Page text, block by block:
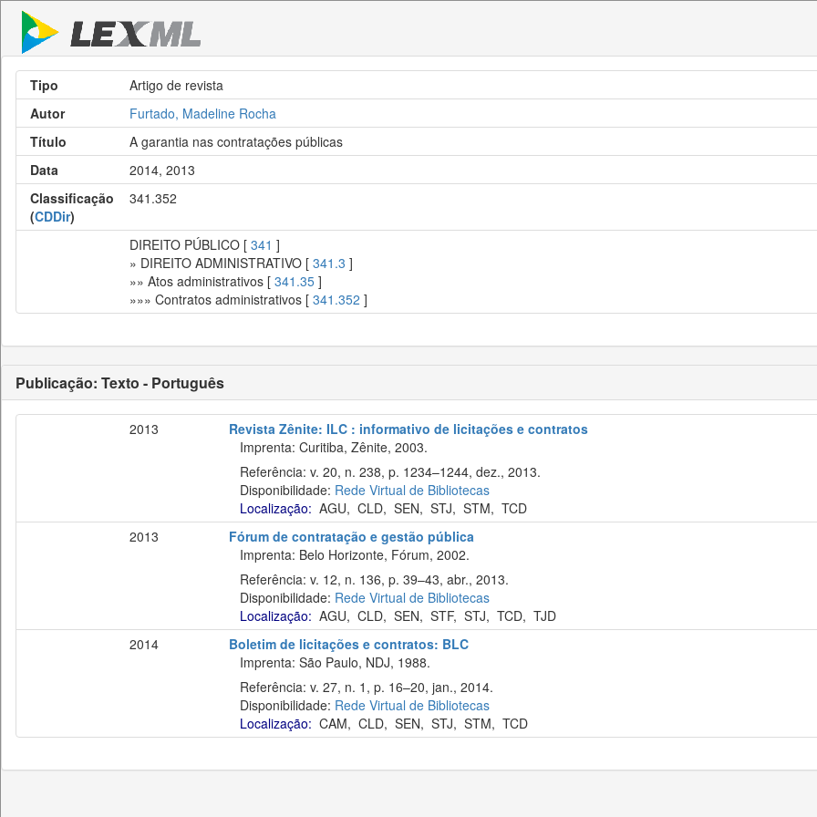
Tipo
Artigo de revista
Autor
Furtado, Madeline Rocha
Título
A garantia nas contratações públicas
Data
2014, 2013
Classificação
(CDDir)
341.352
DIREITO PÚBLICO [ 341 ]
» DIREITO ADMINISTRATIVO [ 341.3 ]
»» Atos administrativos [ 341.35 ]
»»» Contratos administrativos [ 341.352 ]
Publicação: Texto - Português
2013
Revista Zênite: ILC : informativo de licitações e contratos
Imprenta: Curitiba, Zênite, 2003.
Referência: v. 20, n. 238, p. 1234–1244, dez., 2013.
Disponibilidade: Rede Virtual de Bibliotecas
Localização: AGU, CLD, SEN, STJ, STM, TCD
2013
Fórum de contratação e gestão pública
Imprenta: Belo Horizonte, Fórum, 2002.
Referência: v. 12, n. 136, p. 39–43, abr., 2013.
Disponibilidade: Rede Virtual de Bibliotecas
Localização: AGU, CLD, SEN, STF, STJ, TCD, TJD
2014
Boletim de licitações e contratos: BLC
Imprenta: São Paulo, NDJ, 1988.
Referência: v. 27, n. 1, p. 16–20, jan., 2014.
Disponibilidade: Rede Virtual de Bibliotecas
Localização: CAM, CLD, SEN, STJ, STM, TCD